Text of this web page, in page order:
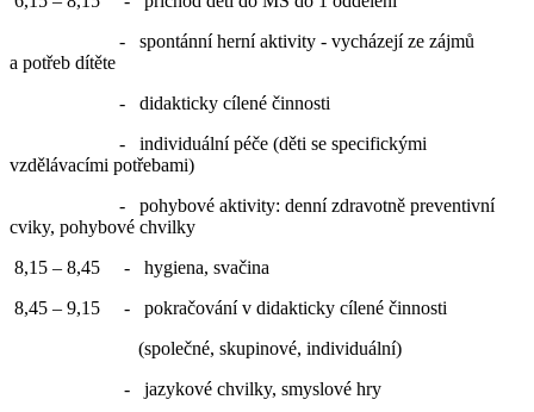
- spontánní herní aktivity - vycházejí ze zájmů
a potřeb dítěte
- didakticky cílené činnosti
- individuální péče (děti se specifickými
vzdělávacími potřebami)
- pohybové aktivity: denní zdravotně preventivní
cviky, pohybové chvilky
8,15 – 8,45 - hygiena, svačina
8,45 – 9,15 - pokračování v didakticky cílené činnosti
(společné, skupinové, individuální)
- jazykové chvilky, smyslové hry